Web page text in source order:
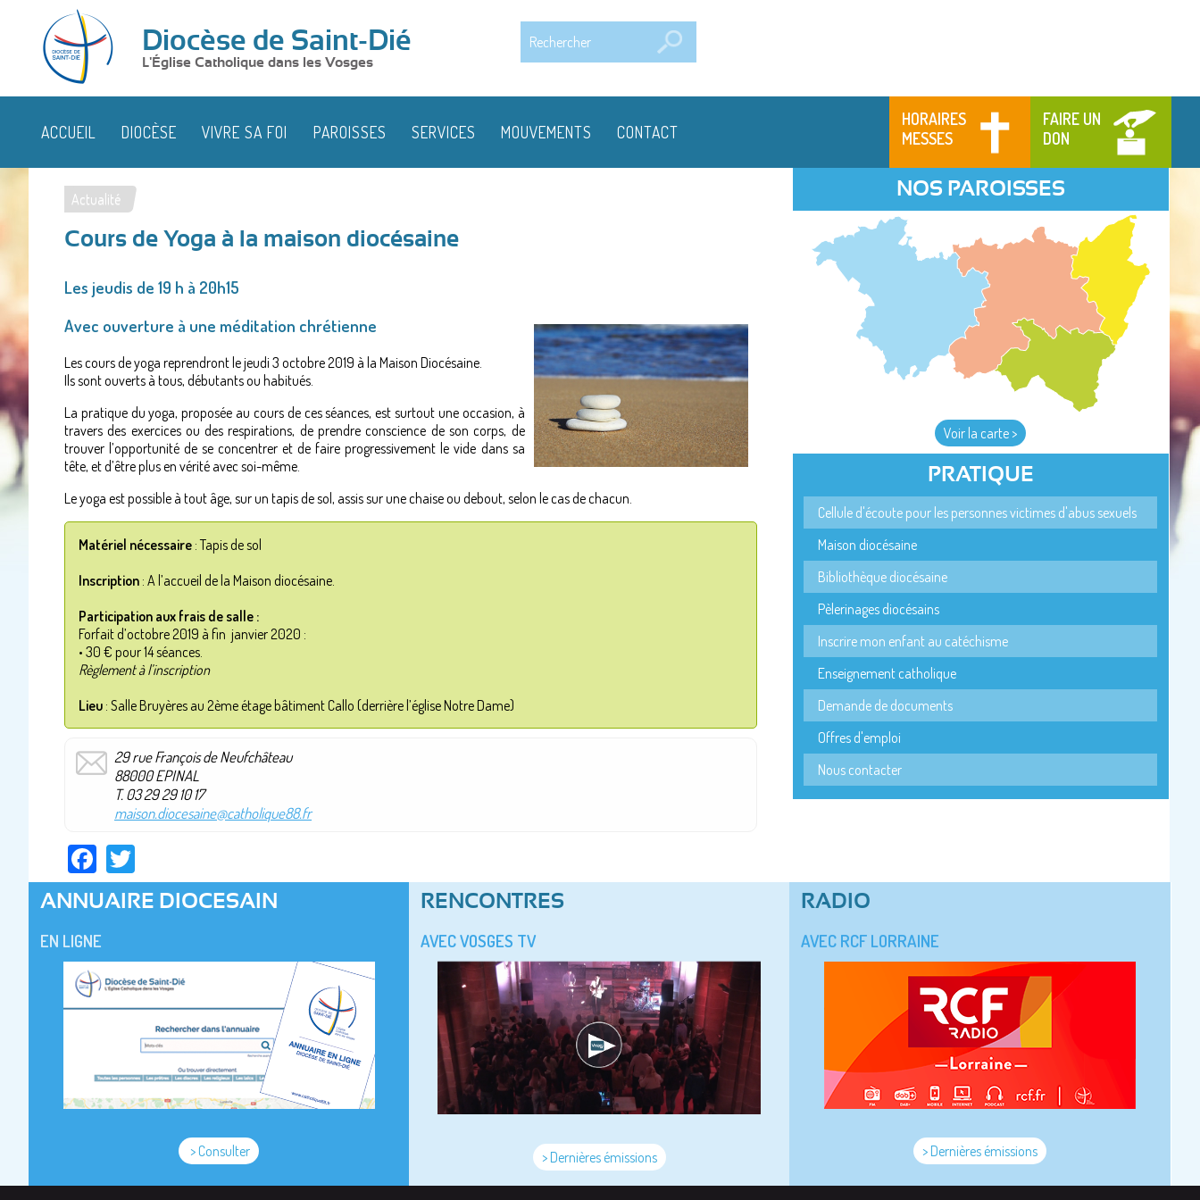
Diocèse de Saint-Dié
L'Église Catholique dans les Vosges
HORAIRES
MESSES
FAIRE UN
DON
ACCUEIL DIOCÈSE VIVRE SA FOI PAROISSES SERVICES MOUVEMENTS CONTACT
Vous
êtes
ici
Actualité
Cours de Yoga à la maison diocésaine
Les jeudis de 19 h à 20h15
Avec ouverture à une méditation chrétienne
Les cours de yoga reprendront le jeudi 3 octobre 2019 à la Maison Diocésaine.
Ils sont ouverts à tous, débutants ou habitués.
La pratique du yoga, proposée au cours de ces séances, est surtout une occasion, à
travers des exercices ou des respirations, de prendre conscience de son corps, de
trouver l’opportunité de se concentrer et de faire progressivement le vide dans sa
tête, et d’être plus en vérité avec soi-même.
Le yoga est possible à tout âge, sur un tapis de sol, assis sur une chaise ou debout, selon le cas de chacun.
Matériel nécessaire : Tapis de sol
Inscription : A l’accueil de la Maison diocésaine.
Participation aux frais de salle :
Forfait d’octobre 2019 à fin janvier 2020 :
• 30 € pour 14 séances.
Règlement à l’inscription
Lieu : Salle Bruyères au 2ème étage bâtiment Callo (derrière l’église Notre Dame)
29 rue François de Neufchâteau
88000 EPINAL
T. 03 29 29 10 17
maison.diocesaine@catholique88.fr
Facebook
NOS PAROISSES
Voir la carte >
PRATIQUE
Cellule d'écoute pour les personnes victimes d'abus sexuels
Maison diocésaine
Bibliothèque diocésaine
Pèlerinages diocésains
Inscrire mon enfant au catéchisme
Enseignement catholique
Demande de documents
Offres d'emploi
Nous contacter
ANNUAIRE DIOCESAIN
EN LIGNE
> Consulter
RENCONTRES
AVEC VOSGES TV
> Dernières émissions
RADIO
AVEC RCF LORRAINE
> Dernières émissions